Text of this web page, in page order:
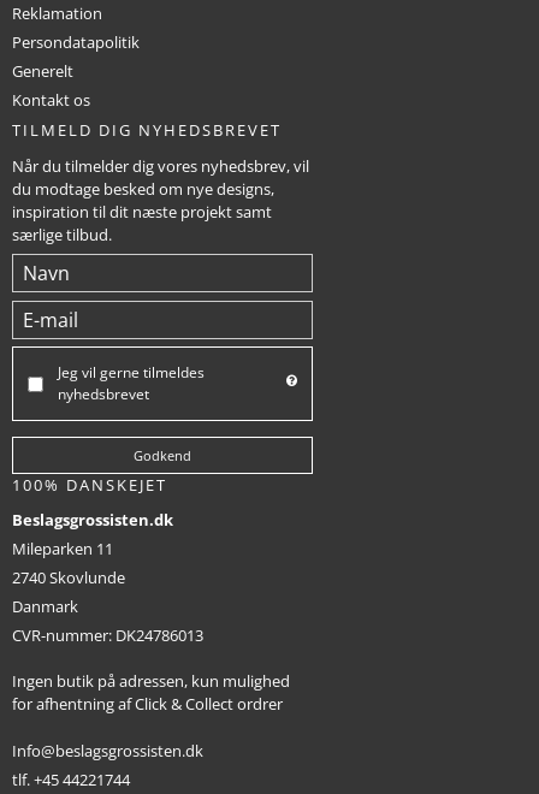
Reklamation
Persondatapolitik
Generelt
Kontakt os
TILMELD DIG NYHEDSBREVET
Når du tilmelder dig vores nyhedsbrev, vil
du modtage besked om nye designs,
inspiration til dit næste projekt samt
særlige tilbud.
Jeg vil gerne tilmeldes
nyhedsbrevet
Godkend
100% DANSKEJET
Beslagsgrossisten.dk
Mileparken 11
2740 Skovlunde
Danmark
CVR-nummer: DK24786013
Ingen butik på adressen, kun mulighed
for afhentning af Click & Collect ordrer
Info@beslagsgrossisten.dk
tlf. +45 44221744